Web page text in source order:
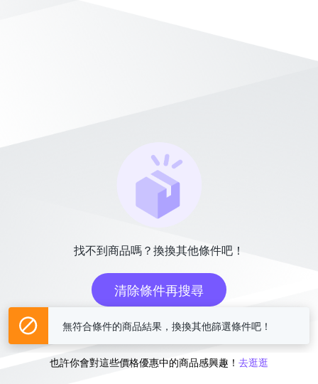
找不到商品嗎？換換其他條件吧！
清除條件再搜尋
或
也許你會對這些價格優惠中的商品感興趣！ 去逛逛
無符合條件的商品結果，換換其他篩選條件吧！